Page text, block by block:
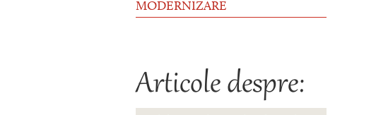
MODERNIZARE
Articole despre: